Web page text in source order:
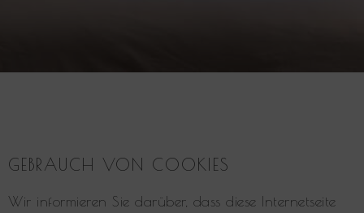
GEBRAUCH VON COOKIES
Wir informieren Sie darüber, dass diese Internetseite